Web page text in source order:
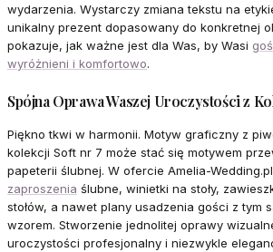
wydarzenia. Wystarczy zmiana tekstu na
unikalny prezent dopasowany do konkretnej
pokazuje, jak ważne jest dla Was, by Wasi
wyróżnieni i komfortowo.
Spójna Oprawa Waszej Uroczystości z
Piękno tkwi w harmonii. Motyw graficzny z
kolekcji Soft nr 7 może stać się motywem
papeterii ślubnej. W ofercie Amelia-
zaproszenia ślubne, winietki na stoły,
stołów, a nawet plany usadzenia gości z tym
wzorem. Stworzenie jednolitej oprawy
uroczystości profesjonalny i niezwykle